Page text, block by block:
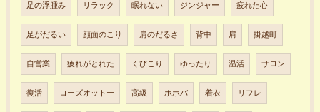
足の浮腫み リラック 眠れない ジンジャー 疲れた心
足がだるい 顔面のこり 肩のだるさ 背中 肩 掛越町
自営業 疲れがとれた くびこり ゆったり 温活 サロン
復活 ローズオットー 高級 ホホバ 着衣 リフレ